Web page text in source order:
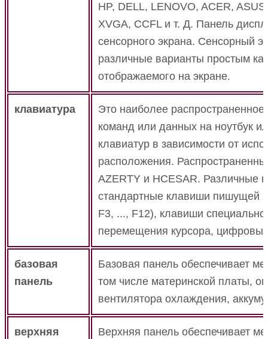
HP, DELL, LENOVO, ACER,
XVGA, CCFL и т. Д. Панель
сенсорного экрана. Сенсорный
различные варианты простым
отображаемого на экране.
клавиатура
Это наиболее
команд или данных на ноутбук
клавиатур в зависимости от
расположения.
AZERTY и HCESAR. Различные
стандартные клавиши пишущей
F3, ..., F12), клавиши
перемещения курсора,
базовая
панель
Базовая панель обеспечивает
том числе материнской платы,
вентилятора охлаждения,
верхняя
Верхняя панель обеспечивает